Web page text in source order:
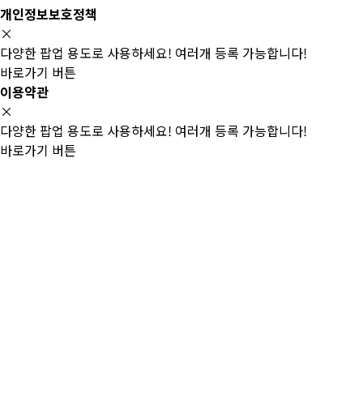
개인정보보호정책
×
다양한 팝업 용도로 사용하세요! 여러개 등록 가능합니다!
바로가기 버튼
이용약관
×
다양한 팝업 용도로 사용하세요! 여러개 등록 가능합니다!
바로가기 버튼